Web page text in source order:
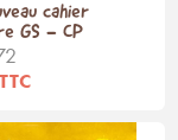
cahier
GS - CP